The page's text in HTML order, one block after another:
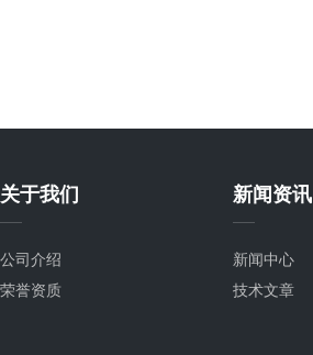
关于我们
公司介绍
荣誉资质
新闻资讯
新闻中心
技术文章